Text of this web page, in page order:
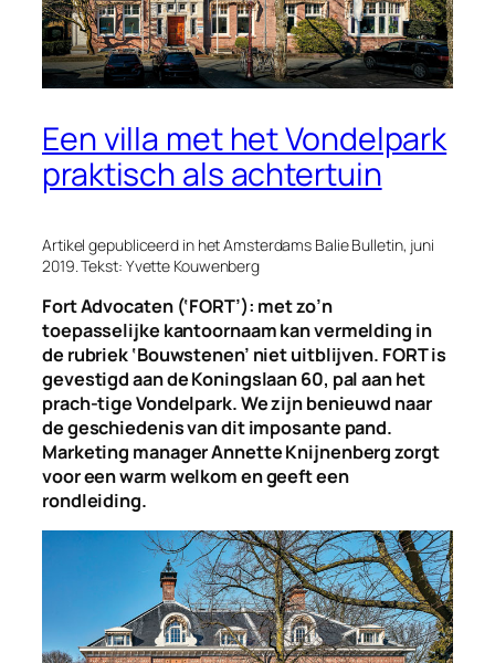
Een villa met het Vondelpark
praktisch als achtertuin
Artikel gepubliceerd in het Amsterdams Balie Bulletin, juni
2019. Tekst: Yvette Kouwenberg
Fort Advocaten (‘FORT’): met zo’n
toepasselijke kantoornaam kan vermelding in
de rubriek ‘Bouwstenen’ niet uitblijven. FORT is
gevestigd aan de Koningslaan 60, pal aan het
prach-tige Vondelpark. We zijn benieuwd naar
de geschiedenis van dit imposante pand.
Marketing manager Annette Knijnenberg zorgt
voor een warm welkom en geeft een
rondleiding.